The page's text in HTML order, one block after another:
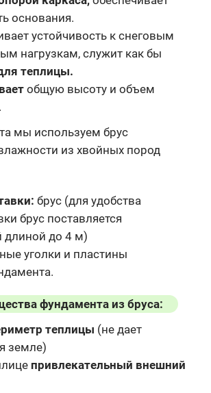
основания.
устойчивость к снеговым
нагрузкам, служит как бы
теплицы.
общую высоту и объем
мы используем брус
из хвойных пород
брус (для удобства
брус поставляется
длиной до 4 м)
уголки и пластины
фундамента из бруса:
теплицы (не дает
земле)
привлекательный внешний